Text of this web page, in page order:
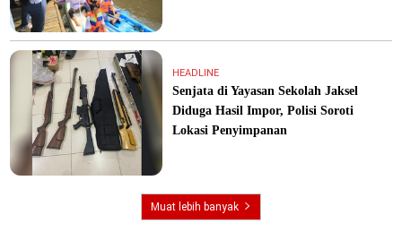
HEADLINE
Senjata di Yayasan Sekolah Jaksel
Diduga Hasil Impor, Polisi Soroti
Lokasi Penyimpanan
Muat lebih banyak